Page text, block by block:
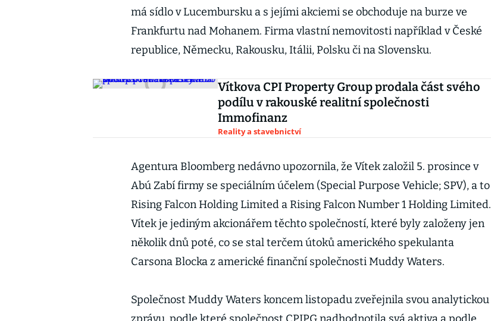
má sídlo v Lucembursku a s jejími akciemi se obchoduje na burze ve
Frankfurtu nad Mohanem. Firma vlastní nemovitosti například v České
republice, Německu, Rakousku, Itálii, Polsku či na Slovensku.
Vítkova CPI Property Group prodala část svého
podílu v rakouské realitní společnosti
Immofinanz
Reality a stavebnictví
Agentura Bloomberg nedávno upozornila, že Vítek založil 5. prosince v
Abú Zabí firmy se speciálním účelem (Special Purpose Vehicle; SPV), a to
Rising Falcon Holding Limited a Rising Falcon Number 1 Holding Limited.
Vítek je jediným akcionářem těchto společností, které byly založeny jen
několik dnů poté, co se stal terčem útoků amerického spekulanta
Carsona Blocka z americké finanční společnosti Muddy Waters.
Společnost Muddy Waters koncem listopadu zveřejnila svou analytickou